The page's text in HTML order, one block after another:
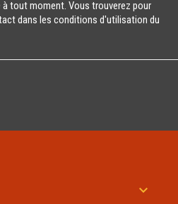
tout moment. Vous trouverez pour
dans les conditions d'utilisation du
